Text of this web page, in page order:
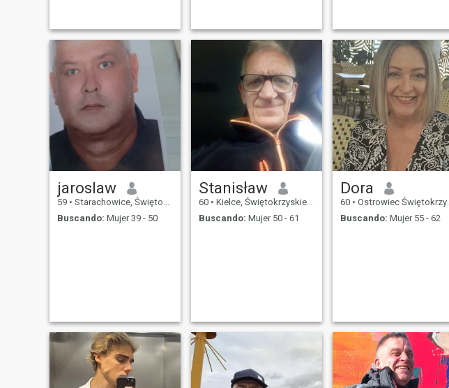
jaroslaw
59 • Starachowice, Świętokrzyskie, Polonia
Buscando: Mujer 39 - 50
Stanisław
60 • Kielce, Świętokrzyskie, Polonia
Buscando: Mujer 50 - 61
Dora
60 • Ostrowiec Świętokrzyski, Świętokrzyskie, Polonia
Buscando: Mujer 55 - 62